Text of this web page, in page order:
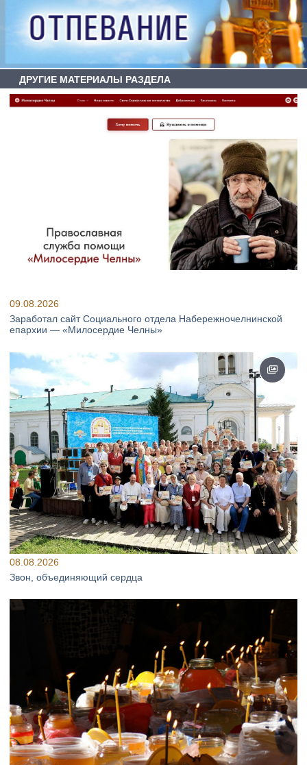
ДРУГИЕ МАТЕРИАЛЫ РАЗДЕЛА
09.08.2026
Заработал сайт Социального отдела Набережночелнинской
епархии — «Милосердие Челны»
08.08.2026
Звон, объединяющий сердца